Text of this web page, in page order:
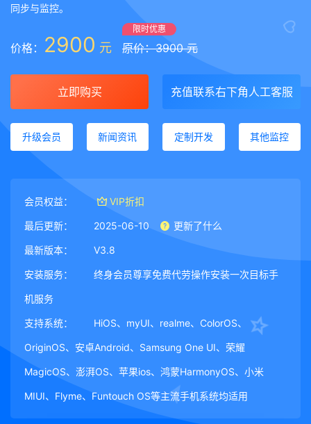
同步与监控。
价格： 2900 元
限时优惠
原价：3900 元
立即购买 充值联系右下角人工客服
升级会员 新闻资讯 定制开发 其他监控
会员权益： VIP折扣
最后更新： 2025-06-10 更新了什么
最新版本： V3.8
安装服务： 终身会员尊享免费代劳操作安装一次目标手
机服务
支持系统： HiOS、myUI、realme、ColorOS、
OriginOS、安卓Android、Samsung One UI、荣耀
MagicOS、澎湃OS、苹果ios、鸿蒙HarmonyOS、小米
MIUI、Flyme、Funtouch OS等主流手机系统均适用